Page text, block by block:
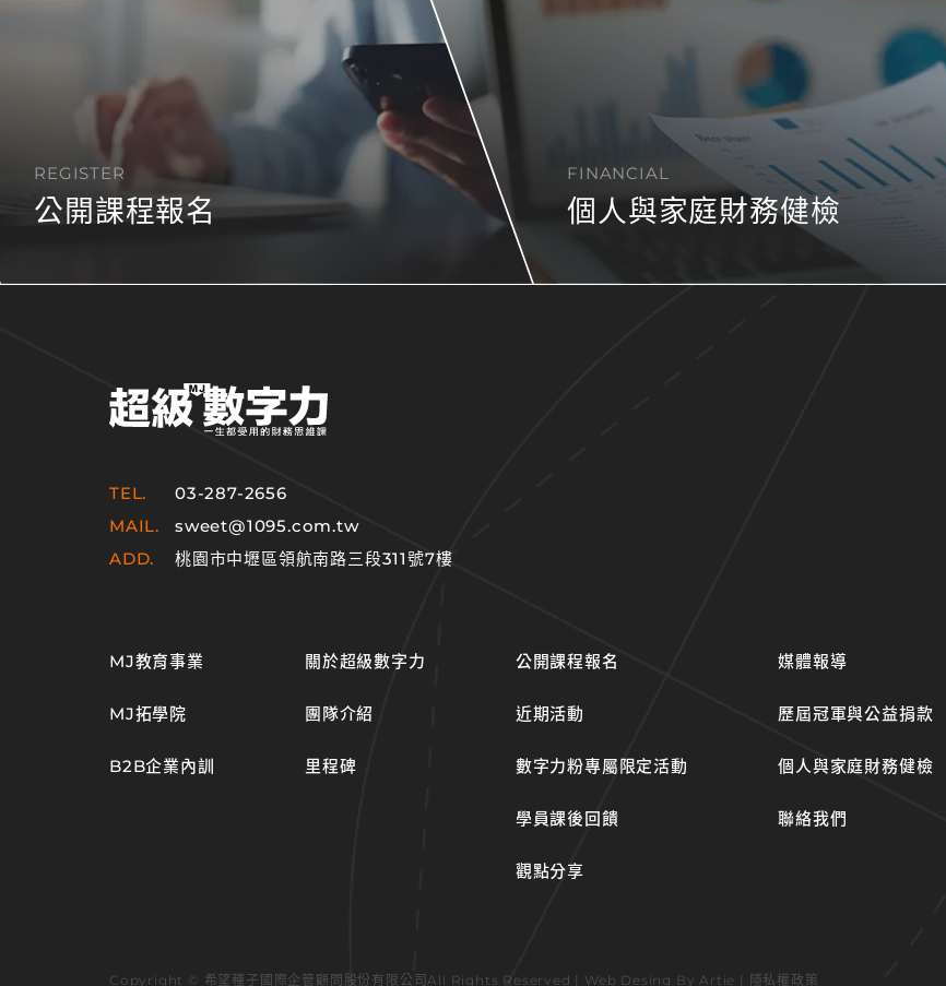
REGISTER
公開課程報名
FINANCIAL
個人與家庭財務健檢
TEL.
03-287-2656
MAIL.
sweet@1095.com.tw
ADD.
桃園市中壢區領航南路三段311號7樓
MJ教育事業
MJ拓學院
B2B企業內訓
關於超級數字力
團隊介紹
里程碑
公開課程報名
近期活動
數字力粉專屬限定活動
學員課後回饋
觀點分享
媒體報導
歷屆冠軍與公益捐款
個人與家庭財務健檢
聯絡我們
Copyright © 希望種子國際企管顧問股份有限公司 All Rights Reserved | Web Desing By Artie | 隱私權政策